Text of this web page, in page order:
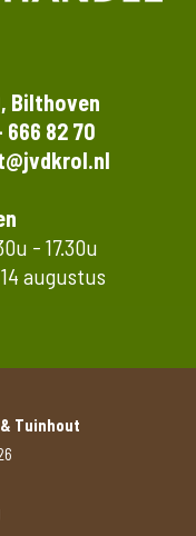
Bilthoven
666 82 70
- 17.30u
augustus
Tuinhout